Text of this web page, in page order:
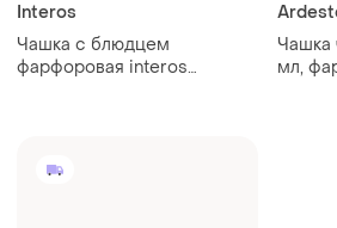
Interos
Чашка с блюдцем
фарфоровая interos
Чашка
мл,